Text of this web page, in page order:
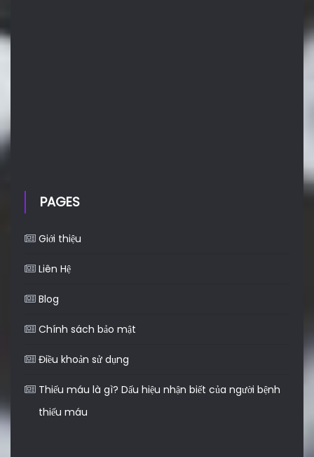
PAGES
Giới thiệu
Liên Hệ
Blog
Chính sách bảo mật
Điều khoản sử dụng
Thiếu máu là gì? Dấu hiệu nhận biết của người bệnh
thiếu máu